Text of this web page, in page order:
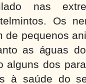
nas
Os
de pequenos
as águas
alguns dos
à saúde do